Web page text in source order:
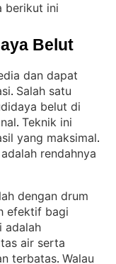
berikut ini
Belut
dan dapat
. Salah satu
belut di
. Teknik ini
yang maksimal
rendahnya
dengan drum
efektif bagi
adalah
air serta
terbatas. Walau